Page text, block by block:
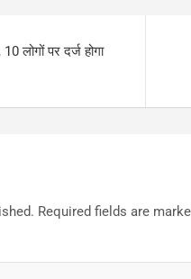
लोगों पर दर्ज होगा
Required fields are